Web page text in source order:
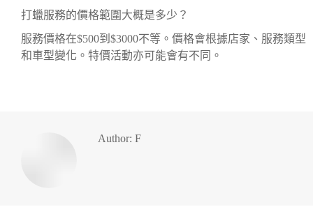
打蠟服務的價格範圍大概是多少？
服務價格在$500到$3000不等。價格會根據店家、服務類型
和車型變化。特價活動亦可能會有不同。
Author: F